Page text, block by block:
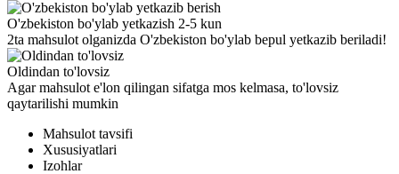
O'zbekiston bo'ylab yetkazish 2-5 kun
2ta mahsulot olganizda O'zbekiston bo'ylab bepul yetkazib beriladi!
Oldindan to'lovsiz
Agar mahsulot e'lon qilingan sifatga mos kelmasa, to'lovsiz
qaytarilishi mumkin
Mahsulot tavsifi
Xususiyatlari
Izohlar